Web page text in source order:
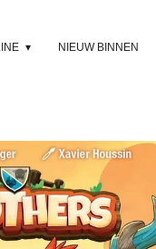
NIEUW BINNEN